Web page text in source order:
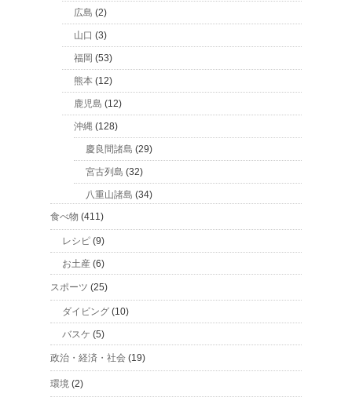
広島 (2)
山口 (3)
福岡 (53)
熊本 (12)
鹿児島 (12)
沖縄 (128)
慶良間諸島 (29)
宮古列島 (32)
八重山諸島 (34)
食べ物 (411)
レシピ (9)
お土産 (6)
スポーツ (25)
ダイビング (10)
バスケ (5)
政治・経済・社会 (19)
環境 (2)